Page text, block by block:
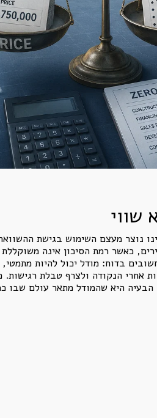
שווי
נוצר מעצם השימוש בגישת
כאשר רמת הסיכון אינה
בדוח: מודל יכול להיות
אחרי הנקודה ולצרף טבלת
היא שהמודל מתאר עולם שבו